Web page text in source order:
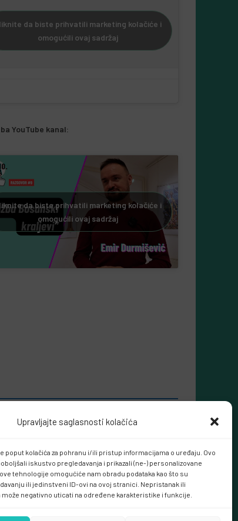
Upravljajte saglasnosti kolačića
poput kolačića za pohranu i/ili pristup informacijama o uređaju. Ovo
iskustvo pregledavanja i prikazali (ne-) personalizovane
tehnologije omogućiće nam obradu podataka kao što su
ili jedinstveni ID-ovi na ovoj stranici. Nepristanak ili
negativno uticati na određene karakteristike i funkcije.
da biste prihvatili marketing kolačiće i
omogućili ovaj sadržaj
YouTube kanal:
da biste prihvatili marketing kolačiće i
omogućili ovaj sadržaj